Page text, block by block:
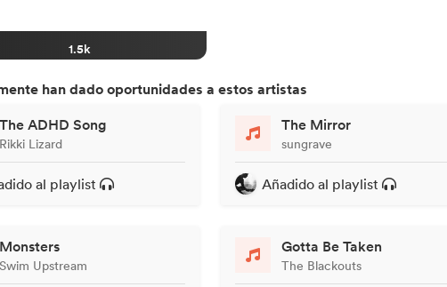
1.5k
han dado oportunidades a estos artistas
The ADHD Song
Rikki Lizard
al playlist
The Mirror
sungrave
Añadido al playlist
Monsters
Swim Upstream
Gotta Be Taken
The Blackouts